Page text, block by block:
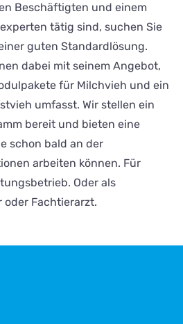
Beschäftigten und einem
tätig sind, suchen Sie
guten Standardlösung.
dabei mit seinem Angebot,
für Milchvieh und ein
umfasst. Wir stellen ein
bereit und bieten eine
schon bald an der
arbeiten können. Für
Oder als
Fachtierarzt.